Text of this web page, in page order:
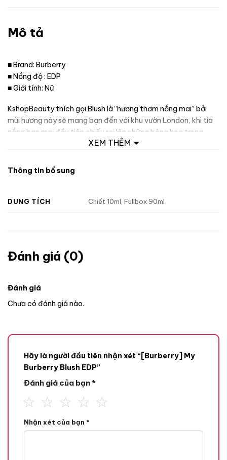
Mô tả
■ Brand: Burberry
■ Nồng độ : EDP
■ Giới tính: Nữ
KshopBeauty thích gọi Blush là “hương thơm nắng mai” bởi
mùi hương này sẽ mang bạn đến với khu vườn London, khi tia
nắng ban mai đầu tiên chiếu rọi lên những bông hoa trong
vườn. Nước hoa nữ My Burberry Blush EDP với mùi hương ngọt
cách nữ tính và thuần khiết.
Mùi hương
XEM THÊM
Thông tin bổ sung
DUNG TÍCH Chiết 10ml, Fullbox 90ml
Đánh giá (0)
Đánh giá
Chưa có đánh giá nào.
Hãy là người đầu tiên nhận xét “[Burberry] My
Burberry Blush EDP”
Đánh giá của bạn*
Nhận xét của bạn *